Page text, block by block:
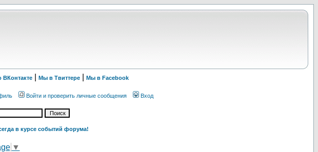
ВКонтакте| Мы в Твиттере| Мы в Facebook
Войти и проверить личные сообщения Вход
в курсе событий форума!
▼